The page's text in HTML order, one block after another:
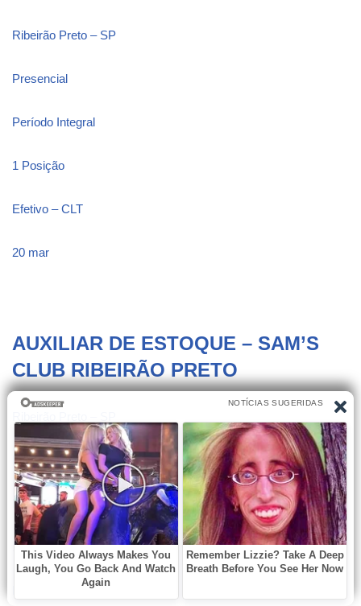
Ribeirão Preto – SP
Presencial
Período Integral
1 Posição
Efetivo – CLT
20 mar
AUXILIAR DE ESTOQUE – SAM’S
CLUB RIBEIRÃO PRETO
Presencial
Parcial manhãs
1 Posição
Efetivo – CLT